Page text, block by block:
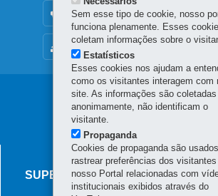
OUVIDORIA
Navegação
principal
AGÊNCIA DO
SUPERINTENDÊNCIA-GERAL DE
MIGRATÓRIA
Sem esse tipo de cookie, nosso
funciona plenamente. Esses
coletam informações sobre o
Estatísticos
Esses cookies nos ajudam a
como os visitantes interagem com
site. As informações são coletadas
anonimamente, não identificam o
visitante.
Propaganda
Cookies de propaganda são
rastrear preferências dos visitantes
nosso Portal relacionadas com
institucionais exibidos através do